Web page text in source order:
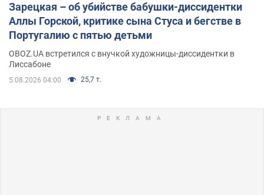
Зарецкая – об убийстве бабушки-диссидентки
Аллы Горской, критике сына Стуса и бегстве в
Португалию с пятью детьми
OBOZ.UA встретился с внучкой художницы-диссидентки в
Лиссабоне
5.08.2026 04:00 25,7 т.